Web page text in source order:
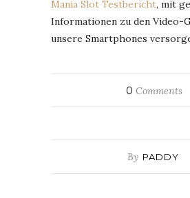
Mania Slot Testbericht, mit
Informationen zu den Video-
unsere Smartphones
0 Comments
By PADDY